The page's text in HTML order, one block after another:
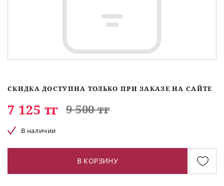
СКИДКА ДОСТУПНА ТОЛЬКО ПРИ ЗАКАЗЕ НА САЙТЕ
7 125 тг 9 500 тг
В наличии
В КОРЗИНУ